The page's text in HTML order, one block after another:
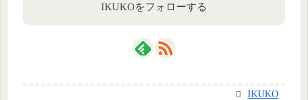
IKUKOをフォローする
IKUKO